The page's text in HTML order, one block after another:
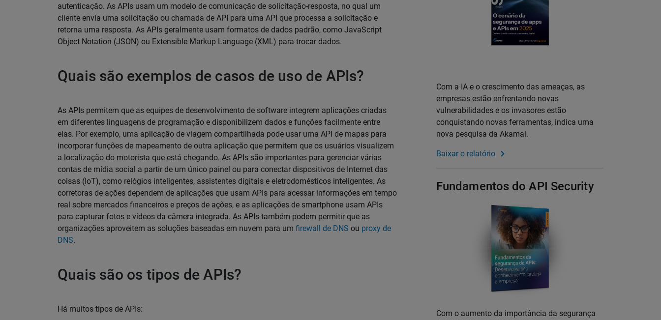
autenticação. As APIs usam um modelo de comunicação de solicitação-resposta, no qual um
cliente envia uma solicitação ou chamada de API para uma API que processa a solicitação e
retorna uma resposta. As APIs geralmente usam formatos de dados padrão, como JavaScript
Object Notation (JSON) ou Extensible Markup Language (XML) para trocar dados.
Quais são exemplos de casos de uso de APIs?
As APIs permitem que as equipes de desenvolvimento de software integrem aplicações criadas
em diferentes linguagens de programação e disponibilizem dados e funções facilmente entre
elas. Por exemplo, uma aplicação de viagem compartilhada pode usar uma API de mapas para
incorporar funções de mapeamento de outra aplicação que permitem que os usuários visualizem
a localização do motorista que está chegando. As APIs são importantes para gerenciar várias
contas de mídia social a partir de um único painel ou para conectar dispositivos de Internet das
coisas (IoT), como relógios inteligentes, assistentes digitais e eletrodomésticos inteligentes. As
corretoras de ações dependem de aplicações que usam APIs para acessar informações em tempo
real sobre mercados financeiros e preços de ações, e as aplicações de smartphone usam APIs
para capturar fotos e vídeos da câmera integrada. As APIs também podem permitir que as
organizações aproveitem as soluções baseadas em nuvem para um firewall de DNS ou proxy de
DNS.
Quais são os tipos de APIs?
Há muitos tipos de APIs:
Com a IA e o crescimento das ameaças, as
empresas estão enfrentando novas
vulnerabilidades e os invasores estão
conquistando novas ferramentas, indica uma
nova pesquisa da Akamai.
Baixar o relatório
Fundamentos do API Security
Com o aumento da importância da segurança